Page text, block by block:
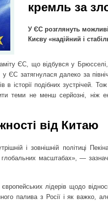
кремль за
У ЄС розглянуть
Києву «надійний і
ЄС, що відбувся у
ЄС затягнулася далеко за
в історії подібних зустрічей.
теми не менш серйозні, ніж
від Китаю
і зовнішній політиці
глобальних масштабах», —
європейських лідерів щодо
палива з Росії і як важко,